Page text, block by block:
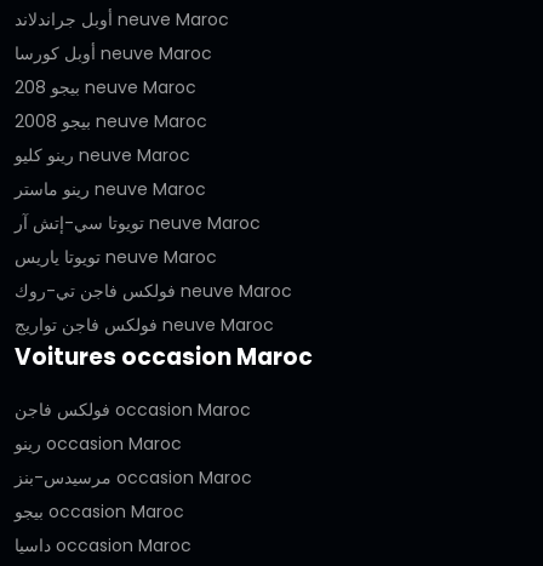
أوبل جراندلاند neuve Maroc
أوبل كورسا neuve Maroc
بيجو 208 neuve Maroc
بيجو 2008 neuve Maroc
رينو كليو neuve Maroc
رينو ماستر neuve Maroc
تويوتا سي-إتش آر neuve Maroc
تويوتا ياريس neuve Maroc
فولكس فاجن تي-روك neuve Maroc
فولكس فاجن تواريج neuve Maroc
Voitures occasion Maroc
فولكس فاجن occasion Maroc
رينو occasion Maroc
مرسيدس-بنز occasion Maroc
بيجو occasion Maroc
داسيا occasion Maroc